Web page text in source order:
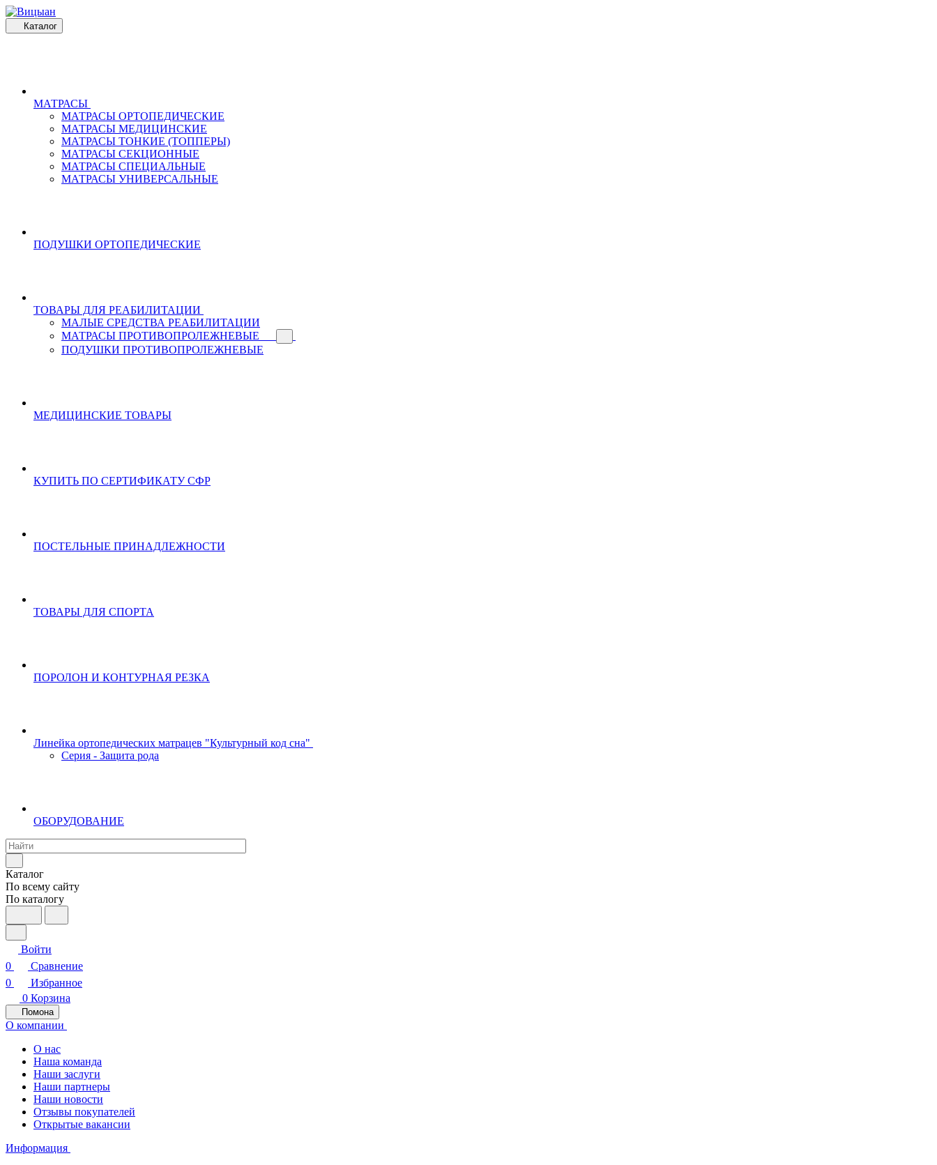
Каталог
МАТРАСЫ
МАТРАСЫ ОРТОПЕДИЧЕСКИЕ
МАТРАСЫ МЕДИЦИНСКИЕ
МАТРАСЫ ТОНКИЕ (ТОППЕРЫ)
МАТРАСЫ СЕКЦИОННЫЕ
МАТРАСЫ СПЕЦИАЛЬНЫЕ
МАТРАСЫ УНИВЕРСАЛЬНЫЕ
ПОДУШКИ ОРТОПЕДИЧЕСКИЕ
ТОВАРЫ ДЛЯ РЕАБИЛИТАЦИИ
МАЛЫЕ СРЕДСТВА РЕАБИЛИТАЦИИ
МАТРАСЫ ПРОТИВОПРОЛЕЖНЕВЫЕ
ПОДУШКИ ПРОТИВОПРОЛЕЖНЕВЫЕ
МЕДИЦИНСКИЕ ТОВАРЫ
КУПИТЬ ПО СЕРТИФИКАТУ СФР
ПОСТЕЛЬНЫЕ ПРИНАДЛЕЖНОСТИ
ТОВАРЫ ДЛЯ СПОРТА
ПОРОЛОН И КОНТУРНАЯ РЕЗКА
Линейка ортопедических матрацев "Культурный код сна"
Серия - Защита рода
ОБОРУДОВАНИЕ
Каталог
По всему сайту
По каталогу
Войти
0
Сравнение
0
Избранное
0 Корзина
Помона
О компании
О нас
Наша команда
Наши заслуги
Наши партнеры
Наши новости
Отзывы покупателей
Открытые вакансии
Информация